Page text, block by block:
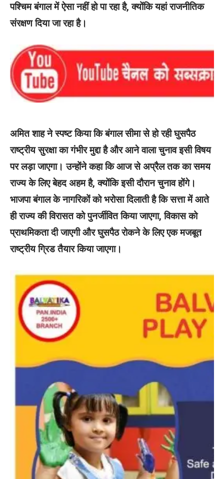
पश्चिम बंगाल में ऐसा नहीं हो पा रहा है, क्योंकि यहां राजनीतिक
संरक्षण दिया जा रहा है।
अमित शाह ने स्पष्ट किया कि बंगाल सीमा से हो रही घुसपैठ
राष्ट्रीय सुरक्षा का गंभीर मुद्दा है और आने वाला चुनाव इसी विषय
पर लड़ा जाएगा। उन्होंने कहा कि आज से अप्रैल तक का समय
राज्य के लिए बेहद अहम है, क्योंकि इसी दौरान चुनाव होंगे।
भाजपा बंगाल के नागरिकों को भरोसा दिलाती है कि सत्ता में आते
ही राज्य की विरासत को पुनर्जीवित किया जाएगा, विकास को
प्राथमिकता दी जाएगी और घुसपैठ रोकने के लिए एक मजबूत
राष्ट्रीय ग्रिड तैयार किया जाएगा।